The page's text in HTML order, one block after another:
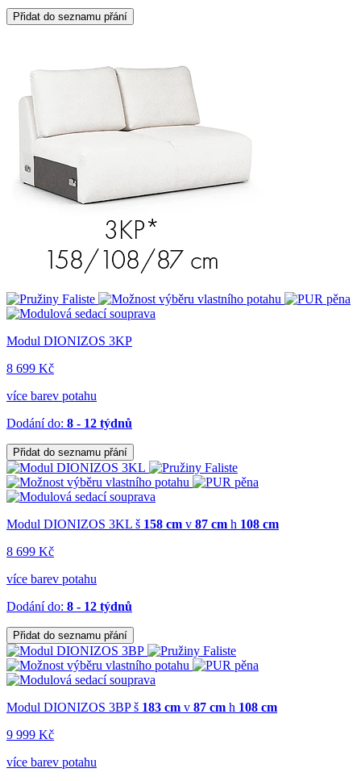
Přidat do seznamu přání
Modul DIONIZOS 3KP
8 699 Kč
více barev potahu
Dodání do: 8 - 12 týdnů
Přidat do seznamu přání
Modul DIONIZOS 3KL š 158 cm v 87 cm h 108 cm
8 699 Kč
více barev potahu
Dodání do: 8 - 12 týdnů
Přidat do seznamu přání
Modul DIONIZOS 3BP š 183 cm v 87 cm h 108 cm
9 999 Kč
více barev potahu